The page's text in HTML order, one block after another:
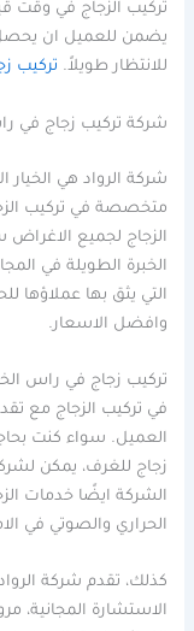
تركيب الزجاج في وقت
يضمن للعميل ان
للانتظار طويلاً. تركيب
شركة تركيب زجاج في
شركة الرواد هي
متخصصة في تركيب
الزجاج لجميع الاغراض
الخبرة الطويلة في
التي يثق بها عملاؤها
وافضل الاسعار.
تركيب زجاج في راس
في تركيب الزجاج مع
العميل. سواء كنت
زجاج للغرف، يمكن
الشركة ايضًا خدمات
الحراري والصوتي في
كذلك، تقدم شركة
الاستشارة المجانية،